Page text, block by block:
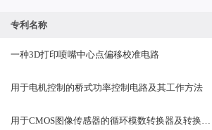
专利名称
一种3D打印喷嘴中心点偏移校准电路
用于电机控制的桥式功率控制电路及其工作方法
用于CMOS图像传感器的循环模数转换器及转换方法